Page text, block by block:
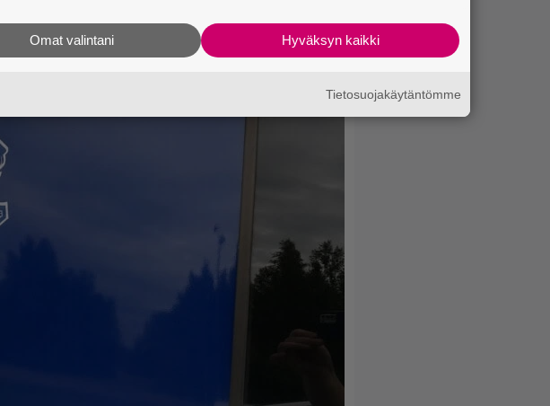
Hyväksyn kaikki
Omat valintani
Tietosuojakäytäntömme